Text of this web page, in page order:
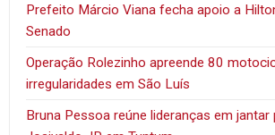
Prefeito Márcio Viana fecha apoio a
Senado
Operação Rolezinho apreende 80
irregularidades em São Luís
Bruna Pessoa reúne lideranças em